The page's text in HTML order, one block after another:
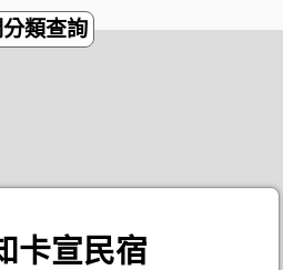
分類查詢
卡宣民宿